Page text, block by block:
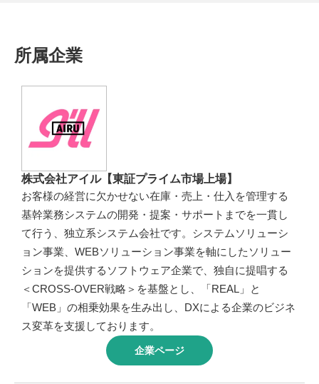
所属企業
株式会社アイル【東証プライム市場上場】
お客様の経営に欠かせない在庫・売上・仕入を管理する
基幹業務システムの開発・提案・サポートまでを一貫し
て行う、独立系システム会社です。システムソリューシ
ョン事業、WEBソリューション事業を軸にしたソリュー
ションを提供するソフトウェア企業で、独自に提唱する
＜CROSS-OVER戦略＞を基盤とし、「REAL」と
「WEB」の相乗効果を生み出し、DXによる企業のビジネ
ス変革を支援しております。
企業ページ